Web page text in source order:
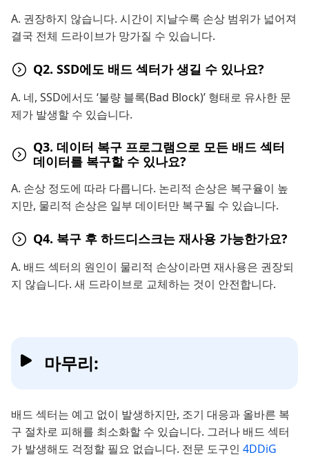
A. 권장하지 않습니다. 시간이 지날수록 손상 범위가 넓어져
결국 전체 드라이브가 망가질 수 있습니다.
Q2. SSD에도 배드 섹터가 생길 수 있나요?
A. 네, SSD에서도 ‘불량 블록(Bad Block)’ 형태로 유사한 문
제가 발생할 수 있습니다.
Q3. 데이터 복구 프로그램으로 모든 배드 섹터
데이터를 복구할 수 있나요?
A. 손상 정도에 따라 다릅니다. 논리적 손상은 복구율이 높
지만, 물리적 손상은 일부 데이터만 복구될 수 있습니다.
Q4. 복구 후 하드디스크는 재사용 가능한가요?
A. 배드 섹터의 원인이 물리적 손상이라면 재사용은 권장되
지 않습니다. 새 드라이브로 교체하는 것이 안전합니다.
마무리:
배드 섹터는 예고 없이 발생하지만, 조기 대응과 올바른 복
구 절차로 피해를 최소화할 수 있습니다. 그러나 배드 섹터
가 발생해도 걱정할 필요 없습니다. 전문 도구인 4DDiG